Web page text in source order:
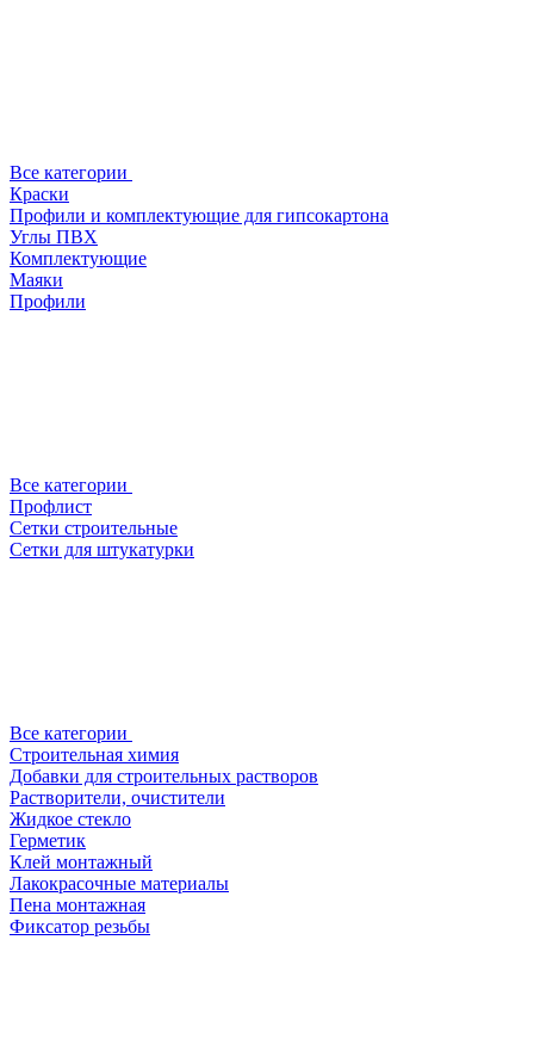
Все категории
Краски
Профили и комплектующие для гипсокартона
Углы ПВХ
Комплектующие
Маяки
Профили
Все категории
Профлист
Сетки строительные
Сетки для штукатурки
Все категории
Строительная химия
Добавки для строительных растворов
Растворители, очистители
Жидкое стекло
Герметик
Клей монтажный
Лакокрасочные материалы
Пена монтажная
Фиксатор резьбы